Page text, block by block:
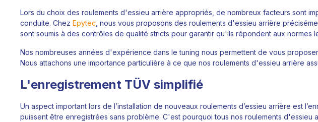
Lors du choix des roulements d'essieu arrière appropriés, de nombreux facteurs sont
conduite. Chez Epytec, nous vous proposons des roulements d'essieu arrière
sont soumis à des contrôles de qualité stricts pour garantir qu'ils répondent aux normes
Nos nombreuses années d'expérience dans le tuning nous permettent de vous
Nous attachons une importance particulière à ce que nos roulements d'essieu arrière
L'enregistrement TÜV simplifié
Un aspect important lors de l’installation de nouveaux roulements d’essieu arrière est
puissent être enregistrées sans problème. C'est pourquoi tous nos roulements